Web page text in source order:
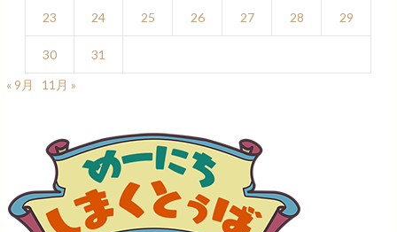
23 24 25 26 27 28 29
30
31
« 9月
11月 »